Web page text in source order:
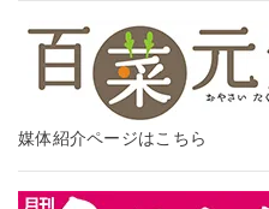
媒体紹介ページはこちら